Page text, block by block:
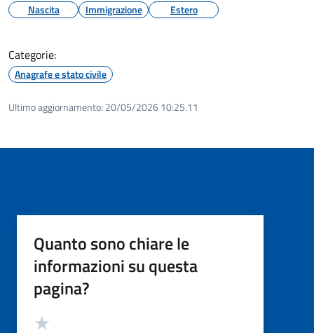
Nascita Immigrazione Estero
Categorie:
Anagrafe e stato civile
Ultimo aggiornamento: 20/05/2026 10:25.11
Quanto sono chiare le
informazioni su questa
pagina?
Valutazione